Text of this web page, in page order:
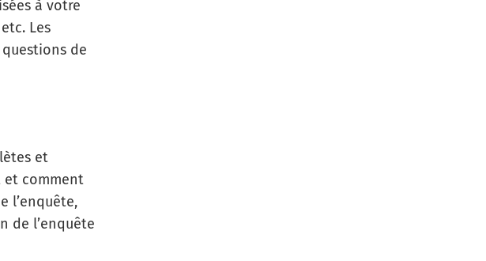
à votre
Les
de
et
et comment
l’enquête,
de l’enquête